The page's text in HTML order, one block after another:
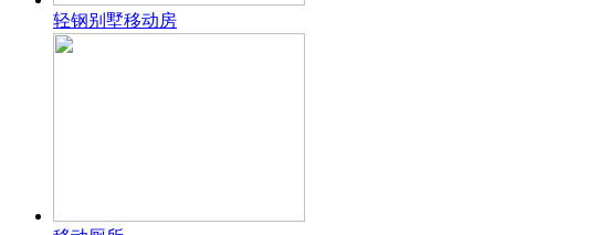
轻钢别墅移动房